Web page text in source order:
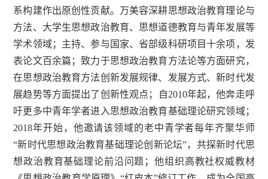
系构建作出原创性贡献。万美容深耕思想政治教育理论与
方法、大学生思想政治教育、思想道德教育与青年发展等
学术领域；主持、参与国家、省部级科研项目十余项，发
表论文百余篇；致力于思想政治教育方法论等方面研究，
在思想政治教育方法创新发展规律、发展方式、新时代发
展趋势等方面提出了创新性观点；自2010年起，他奔走呼
吁更多中青年学者进入思想政治教育基础理论研究领域；
2018年开始，他邀请该领域的老中青学者每年齐聚华师
“新时代思想政治教育基础理论创新论坛”，共探新时代思
想政治教育基础理论前沿问题；他组织高教社权威教材